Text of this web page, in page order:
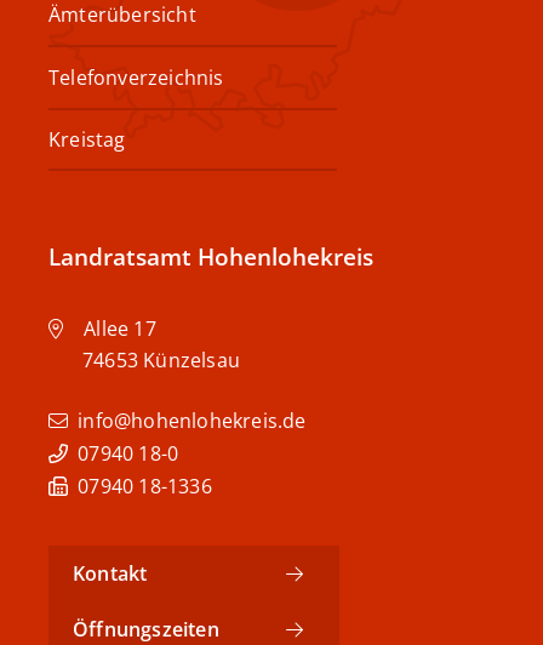
Ämterübersicht
Telefonverzeichnis
Kreistag
Landratsamt Hohenlohekreis
Allee 17
74653 Künzelsau
info@hohenlohekreis.de
07940 18-0
07940 18-1336
Kontakt
Öffnungszeiten